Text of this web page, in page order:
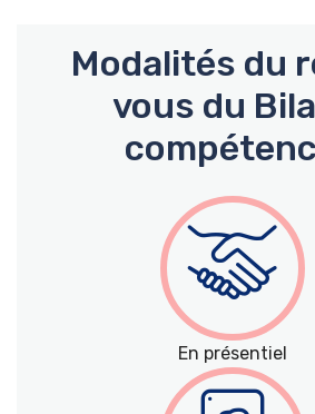
Modalités du
vous du
En présentiel